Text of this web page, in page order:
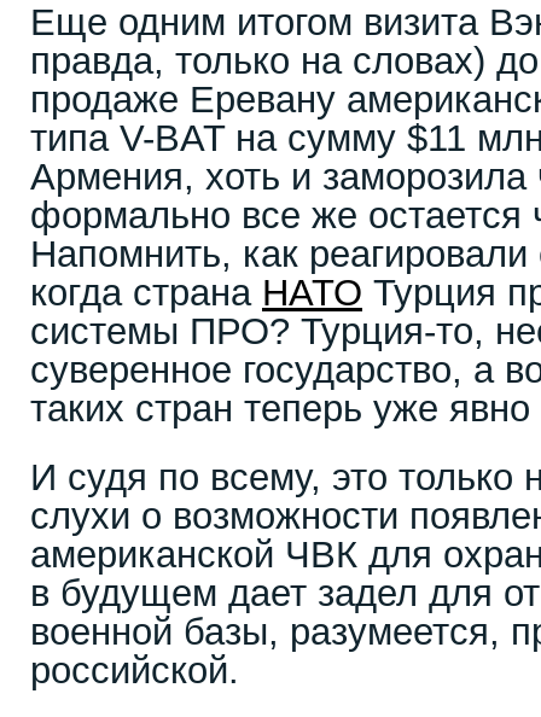
Еще одним итогом визита
правда, только на словах)
продаже Еревану
типа V-BAT на сумму $11
Армения, хоть и заморозила
формально все же
Напомнить, как
когда страна НАТО Турция
системы ПРО? Турция-то,
суверенное государство, а
таких стран теперь уже
И судя по всему, это
слухи о возможности
американской ЧВК для
в будущем дает задел для
военной базы, разумеется,
российской.